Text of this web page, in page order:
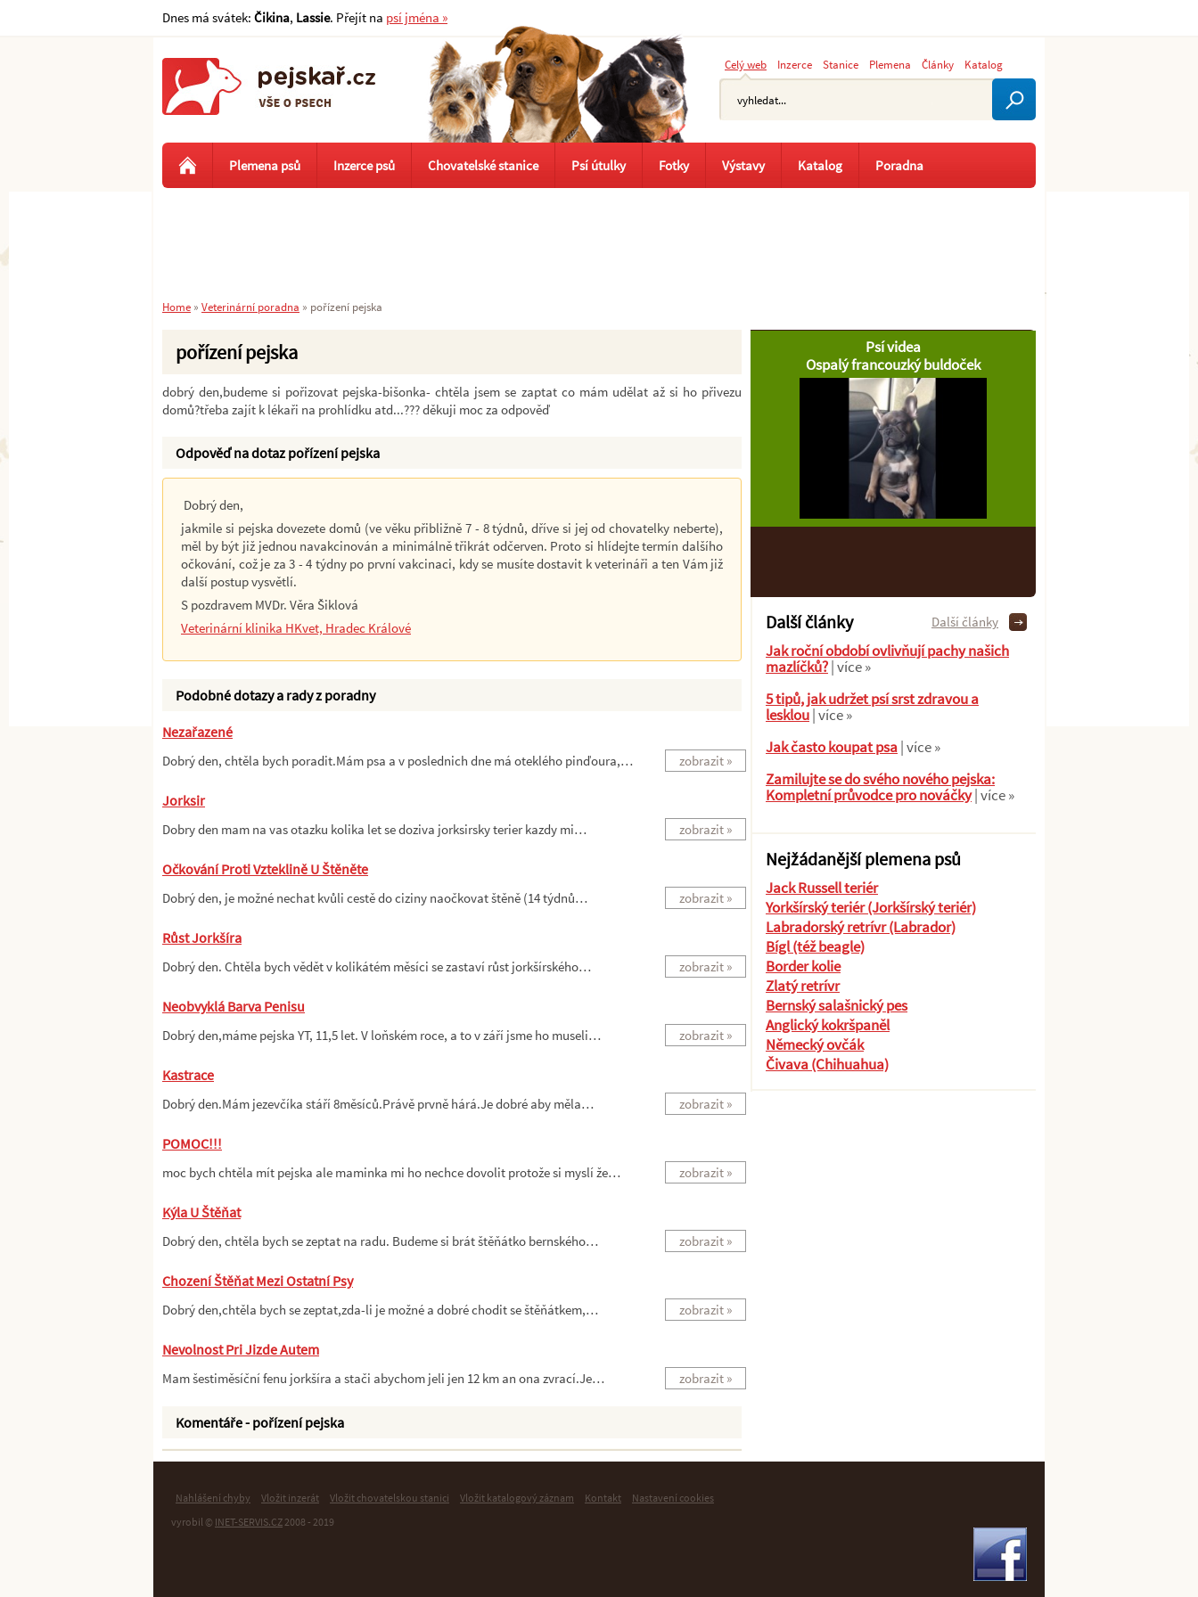
pořízení pejska
dobrý den,budeme si pořizovat pejska-bišonka- chtěla jsem se zaptat co mám udělat až si ho přivezu
domů?třeba zajít k lékaři na prohlídku atd...??? děkuji moc za odpověď
Odpověď na dotaz pořízení pejska
Dobrý den,
jakmile si pejska dovezete domů (ve věku přibližně 7 - 8 týdnů, dříve si jej od chovatelky neberte),
měl by být již jednou navakcinován a minimálně třikrát odčerven. Proto si hlídejte termín dalšího
očkování, což je za 3 - 4 týdny po první vakcinaci, kdy se musíte dostavit k veterináři a ten Vám již
další postup vysvětlí.
S pozdravem MVDr. Věra Šiklová
Veterinární klinika HKvet, Hradec Králové
Podobné dotazy a rady z poradny
Nezařazené
Dobrý den, chtěla bych poradit.Mám psa a v poslednich dne má oteklého pinďoura,… zobrazit »
Jorksir
Dobry den mam na vas otazku kolika let se doziva jorksirsky terier kazdy mi… zobrazit »
Očkování Proti Vzteklině U Štěněte
Dobrý den, je možné nechat kvůli cestě do ciziny naočkovat štěně (14 týdnů… zobrazit »
Růst Jorkšíra
Dobrý den. Chtěla bych vědět v kolikátém měsíci se zastaví růst jorkšírského… zobrazit »
Neobvyklá Barva Penisu
Dobrý den,máme pejska YT, 11,5 let. V loňském roce, a to v září jsme ho museli… zobrazit »
Kastrace
Dobrý den.Mám jezevčíka stáří 8měsíců.Právě prvně hárá.Je dobré aby měla… zobrazit »
POMOC!!!
moc bych chtěla mít pejska ale maminka mi ho nechce dovolit protože si myslí že… zobrazit »
Kýla U Štěňat
Dobrý den, chtěla bych se zeptat na radu. Budeme si brát štěňátko bernského… zobrazit »
Chození Štěňat Mezi Ostatní Psy
Dobrý den,chtěla bych se zeptat,zda-li je možné a dobré chodit se štěňátkem,… zobrazit »
Nevolnost Pri Jizde Autem
Mam šestiměsíční fenu jorkšíra a stači abychom jeli jen 12 km an ona zvrací.Je… zobrazit »
Komentáře - pořízení pejska
Psí videa
Ospalý francouzký buldoček
Další články
Jak roční období ovlivňují pachy našich
mazlíčků?| více »
5 tipů, jak udržet psí srst zdravou a
lesklou| více »
Jak často koupat psa| více »
Zamilujte se do svého nového pejska:
Kompletní průvodce pro nováčky| více »
Další články
Nejžádanější plemena psů
Jack Russell teriér
Yorkšírský teriér (Jorkšírský teriér)
Labradorský retrívr (Labrador)
Bígl (též beagle)
Border kolie
Zlatý retrívr
Bernský salašnický pes
Anglický kokršpaněl
Německý ovčák
Čivava (Chihuahua)
Celý web Inzerce Stanice Plemena Články Katalog
Plemena psů Inzerce psů Chovatelské stanice Psí útulky Fotky Výstavy Katalog Poradna
Home » Veterinární poradna » pořízení pejska
Dnes má svátek: Čikina, Lassie. Přejít na psí jména »
Nahlášení chyby Vložit inzerát Vložit chovatelskou stanici Vložit katalogový záznam Kontakt
Nastavení cookies
vyrobil © INET-SERVIS.CZ2008 - 2019